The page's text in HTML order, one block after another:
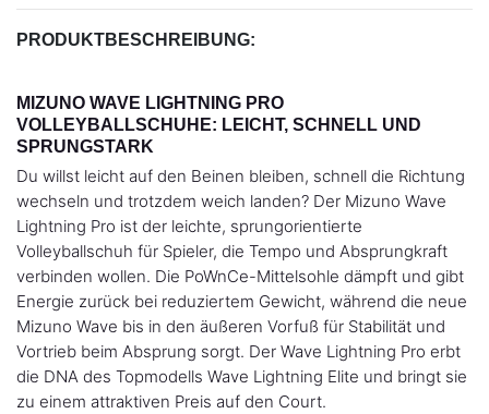
PRODUKTBESCHREIBUNG:
MIZUNO WAVE LIGHTNING PRO
VOLLEYBALLSCHUHE: LEICHT, SCHNELL UND
SPRUNGSTARK
Du willst leicht auf den Beinen bleiben, schnell die Richtung
wechseln und trotzdem weich landen? Der Mizuno Wave
Lightning Pro ist der leichte, sprungorientierte
Volleyballschuh für Spieler, die Tempo und Absprungkraft
verbinden wollen. Die PoWnCe-Mittelsohle dämpft und gibt
Energie zurück bei reduziertem Gewicht, während die neue
Mizuno Wave bis in den äußeren Vorfuß für Stabilität und
Vortrieb beim Absprung sorgt. Der Wave Lightning Pro erbt
die DNA des Topmodells Wave Lightning Elite und bringt sie
zu einem attraktiven Preis auf den Court.